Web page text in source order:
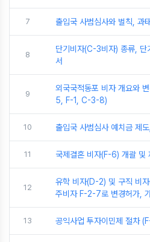
7 출입국 사범심사와 벌칙, 과
8
단기비자(C-3비자) 종류, 단
서
9
외국국적동포 비자 개요와
5, F-1, C-3-8)
10 출입국 사범심사 예치금 제
11 국제결혼 비자(F-6) 개괄 및
12
유학 비자(D-2) 및 구직 비
주비자 F-2-7로 변경허가,
13 공익사업 투자이민제 절차